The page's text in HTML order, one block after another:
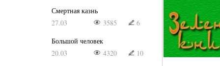
Смертная казнь
27.03
3585
6
Большой человек
20.03
4320
10